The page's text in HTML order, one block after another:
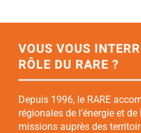
VOUS VOUS
RÔLE DU RARE ?
Depuis 1996, le RARE
régionales de l’énergie et
missions auprès des